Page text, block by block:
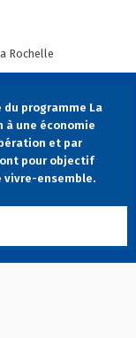
Rochelle
programme La
à une économie
et par
pour objectif
vivre-ensemble.